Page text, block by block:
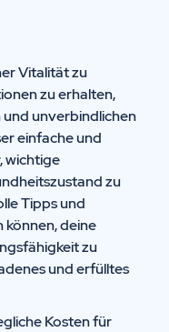
Vitalität zu
zu erhalten,
und unverbindlichen
einfache und
wichtige
zu
Tipps und
können, deine
zu
und erfülltes
Kosten für